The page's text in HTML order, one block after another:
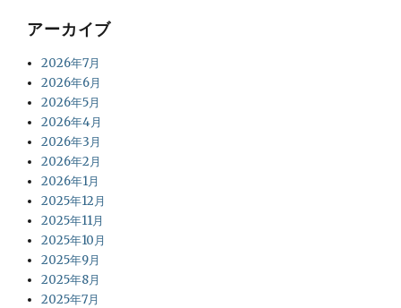
アーカイブ
2026年7月
2026年6月
2026年5月
2026年4月
2026年3月
2026年2月
2026年1月
2025年12月
2025年11月
2025年10月
2025年9月
2025年8月
2025年7月